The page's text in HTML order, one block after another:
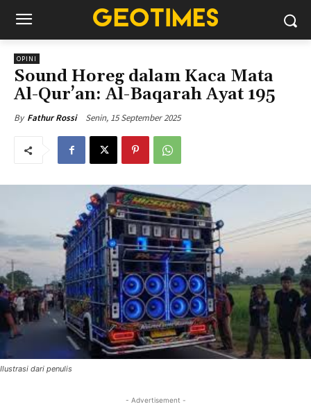
OPINI
Sound Horeg dalam Kaca Mata
Al-Qur’an: Al-Baqarah Ayat 195
By Fathur Rossi Senin, 15 September 2025
Ilustrasi dari penulis
- Advertisement -